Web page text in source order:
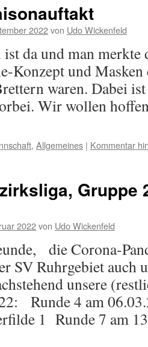
2022von Udo Wickenfeld
da und man merkte
Konzept und
waren. Dabei
Wir wollen
, Allgemeines | Kommentar
Gruppe
2022von Udo Wickenfeld
die Corona-
SV Ruhrgebiet auch
unsere
Runde 4 am
1 Runde 7 am